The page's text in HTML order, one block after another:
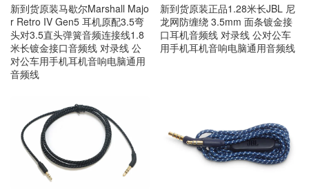
新到货原装马歇尔Marshall Majo
r Retro IV Gen5 耳机原配3.5弯
头对3.5直头弹簧音频连接线1.8
米长镀金接口音频线 对录线 公
对公车用手机耳机音响电脑通用
音频线
新到货原装正品1.28米长JBL 尼
龙网防缠绕 3.5mm 面条镀金接
口耳机音频线 对录线 公对公车
用手机耳机音响电脑通用音频线